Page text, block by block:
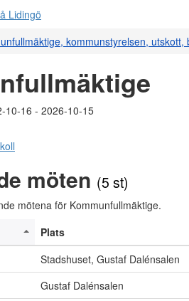
kommunstyrelsen,
10-16 - 2026-10-15
möten (5 st)
mötena för Kommunfullmäktige.
Plats
Stadshuset, Gustaf Dalénsalen
Gustaf Dalénsalen